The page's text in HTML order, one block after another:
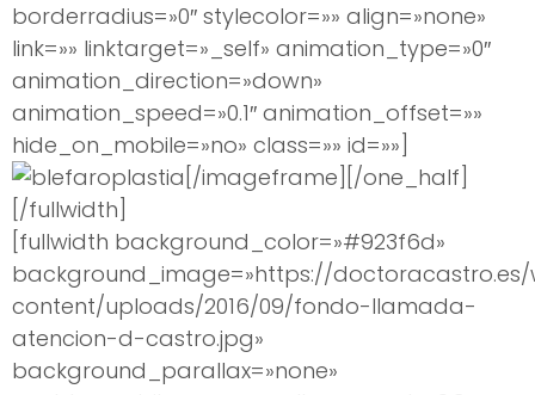
borderradius=»0″ stylecolor=»» align=»none»
link=»» linktarget=»_self» animation_type=»0″
animation_direction=»down»
animation_speed=»0.1″ animation_offset=»»
hide_on_mobile=»no» class=»» id=»»]
[/imageframe][/one_half]
[/fullwidth]
[fullwidth background_color=»#923f6d»
background_image=»https://
content/uploads/2016/09/fondo-llamada-
atencion-d-castro.jpg»
background_parallax=»none»